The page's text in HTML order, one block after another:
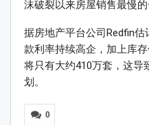
沫破裂以来房屋销售最慢的
据房地产平台公司Redfin
款利率持续高企，加上库
将只有大约410万套，这导
划。
0